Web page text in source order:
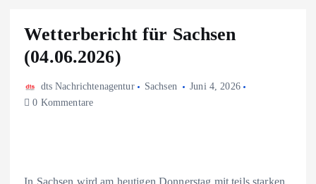
Wetterbericht für Sachsen
(04.06.2026)
dts Nachrichtenagentur Sachsen
Juni 4, 2026
0 Kommentare